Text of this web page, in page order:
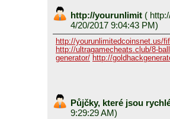
http://yourunlimit (
4/20/2017 9:04:43 PM)
http://yourunlimitedcoinsnet.us/
http://ultragamecheats.club/8-
generator/ http://
Půjčky, které jsou
9:29:29 AM)